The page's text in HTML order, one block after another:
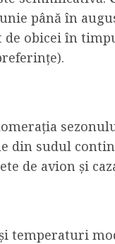
până în
de obicei în
din sudul
de avion și
temperaturi